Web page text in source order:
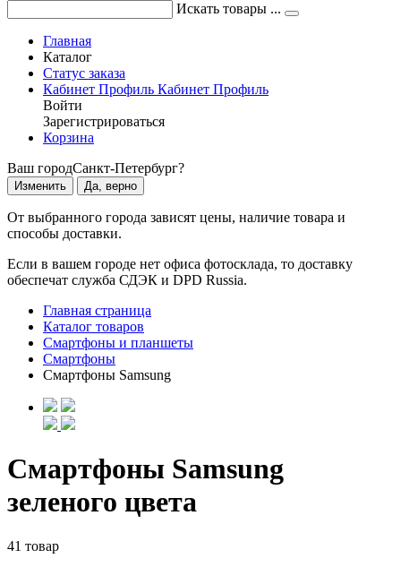
Искать товары ...
Главная
Каталог
Статус заказа
Кабинет Профиль Кабинет Профиль
Войти
Зарегистрироваться
Корзина
Ваш городСанкт-Петербург?
Изменить Да, верно
От выбранного города зависят цены, наличие товара и
способы доставки.
Если в вашем городе нет офиса фотосклада, то доставку
обеспечат служба СДЭК и DPD Russia.
Главная страница
Каталог товаров
Смартфоны и планшеты
Смартфоны
Смартфоны Samsung
Смартфоны Samsung
зеленого цвета
41 товар